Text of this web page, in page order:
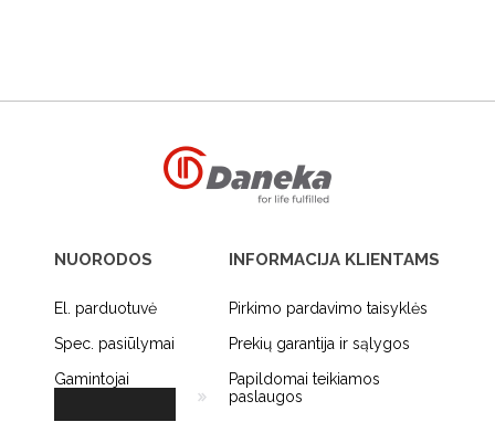
NUORODOS
El. parduotuvė
Spec. pasiūlymai
Gamintojai
INFORMACIJA KLIENTAMS
Pirkimo pardavimo taisyklės
Prekių garantija ir sąlygos
Papildomai teikiamos
paslaugos